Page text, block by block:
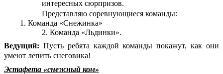
интересных сюрпризов.
Представляю соревнующиеся команды:
1. Команда «Снежинка»
2. Команда «Льдинки».
Ведущий: Пусть ребята каждой команды покажут, как они
умеют лепить снеговика!
Эстафета «снежный ком»